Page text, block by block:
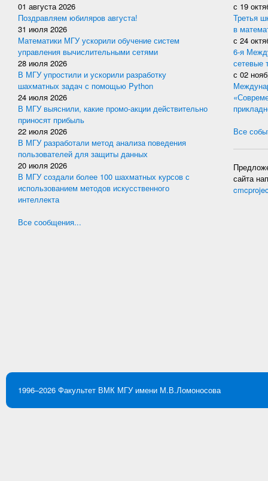
01 августа 2026
Поздравляем юбиляров августа!
31 июля 2026
Математики МГУ ускорили обучение систем
управления вычислительными сетями
28 июля 2026
В МГУ упростили и ускорили разработку
шахматных задач с помощью Python
24 июля 2026
В МГУ выяснили, какие промо-акции действительно
приносят прибыль
22 июля 2026
В МГУ разработали метод анализа поведения
пользователей для защиты данных
20 июля 2026
В МГУ создали более 100 шахматных курсов с
использованием методов искусственного
интеллекта
Все сообщения...
с 19
Третья
в
с 24
6-я
сетевые
с 02
Все
сайта
1996–2026 Факультет ВМК МГУ имени М.В.Ломоносова